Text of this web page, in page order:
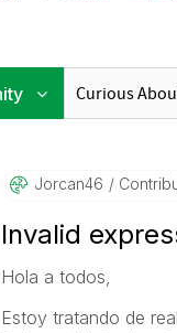
Jorcan46
Invalid
Hola a todos,
Estoy tratando de